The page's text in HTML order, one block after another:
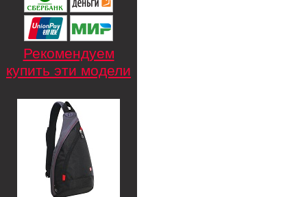
Рекомендуем
купить эти модели